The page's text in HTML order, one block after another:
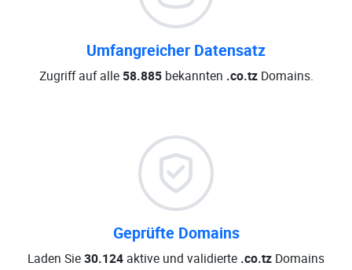
Umfangreicher Datensatz
Zugriff auf alle 58.885bekannten .co.tzDomains.
Geprüfte Domains
Laden Sie30.124 aktive und validierte .co.tz Domains